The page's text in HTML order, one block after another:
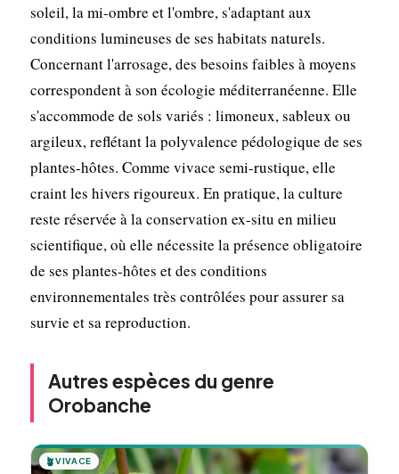
soleil, la mi-ombre et l'ombre, s'adaptant aux
conditions lumineuses de ses habitats naturels.
Concernant l'arrosage, des besoins faibles à moyens
correspondent à son écologie méditerranéenne. Elle
s'accommode de sols variés : limoneux, sableux ou
argileux, reflétant la polyvalence pédologique de ses
plantes-hôtes. Comme vivace semi-rustique, elle
craint les hivers rigoureux. En pratique, la culture
reste réservée à la conservation ex-situ en milieu
scientifique, où elle nécessite la présence obligatoire
de ses plantes-hôtes et des conditions
environnementales très contrôlées pour assurer sa
survie et sa reproduction.
Autres espèces du genre
Orobanche
🪴VIVACE